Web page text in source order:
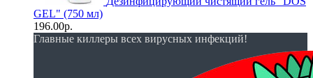
GEL" (750 мл)
196.00р.
Главные киллеры всех вирусных инфекций!